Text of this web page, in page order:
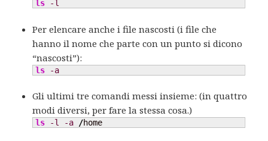
ls -l
Per elencare anche i file nascosti (i file che
hanno il nome che parte con un punto si dicono
“nascosti”):
ls -a
Gli ultimi tre comandi messi insieme: (in quattro
modi diversi, per fare la stessa cosa.)
ls -l -a /home